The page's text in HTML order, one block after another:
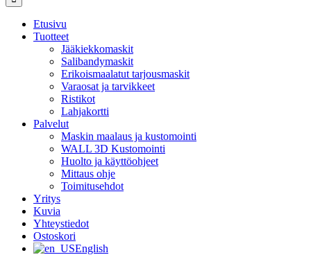
Etusivu
Tuotteet
Jääkiekkomaskit
Salibandymaskit
Erikoismaalatut tarjousmaskit
Varaosat ja tarvikkeet
Ristikot
Lahjakortti
Palvelut
Maskin maalaus ja kustomointi
WALL 3D Kustomointi
Huolto ja käyttöohjeet
Mittaus ohje
Toimitusehdot
Yritys
Kuvia
Yhteystiedot
Ostoskori
English